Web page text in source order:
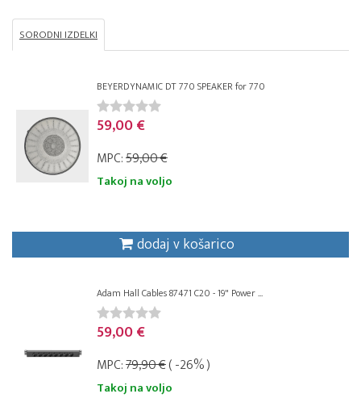
SORODNI IZDELKI
BEYERDYNAMIC DT 770 SPEAKER for 770
59,00 €
MPC:59,00 €
Takoj na voljo
dodaj v košarico
Adam Hall Cables 87471 C20 - 19" Power ...
59,00 €
MPC:79,90 €( -26% )
Takoj na voljo